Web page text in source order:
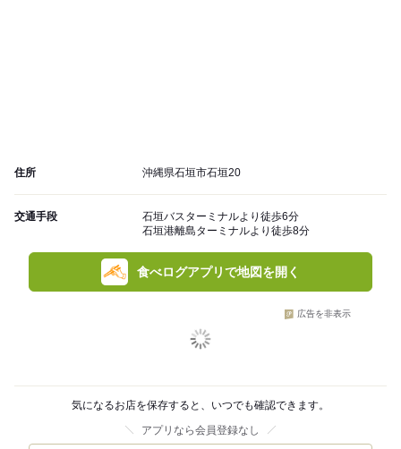
住所 沖縄県石垣市石垣20
交通手段
石垣バスターミナルより徒歩6分
石垣港離島ターミナルより徒歩8分
食べログアプリで地図を開く
広告を非表示
気になるお店を保存すると、いつでも確認できます。
アプリなら会員登録なし